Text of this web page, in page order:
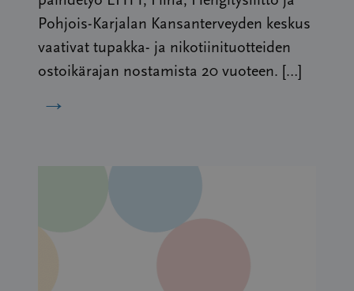
Pohjois-Karjalan Kansanterveyden keskus
vaativat tupakka- ja nikotiinituotteiden
ostoikärajan nostamista 20 vuoteen. […]
→